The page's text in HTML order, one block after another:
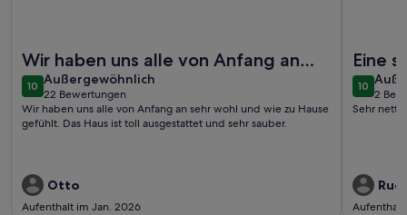
Wir haben uns alle von Anfang an
sehr wohl und wie zu Hause gefühlt.
Das Haus ist toll aus ...
1010 von 10
Außergewöhnlich
außergewöhnlich
22 Bewertungen
(22
bewertungen)
Wir haben uns alle von Anfang an sehr wohl und wie zu Hause
gefühlt. Das Haus ist toll ausgestattet und sehr sauber.
Otto
Aufenthalt im Jan. 2026
Eine
1010 von
2
(2
Sehr